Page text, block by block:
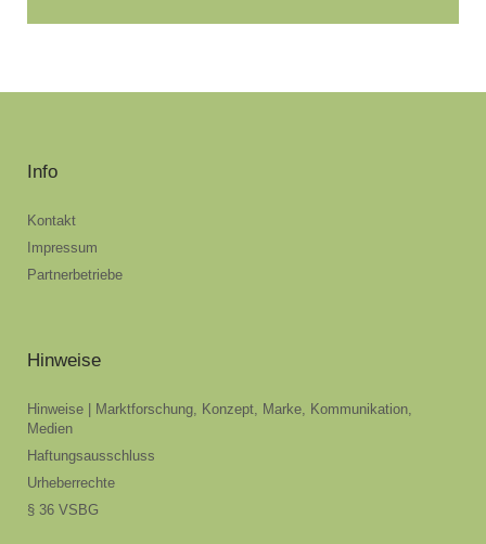
Info
Kontakt
Impressum
Partnerbetriebe
Hinweise
Hinweise | Marktforschung, Konzept, Marke, Kommunikation,
Medien
Haftungsausschluss
Urheberrechte
§ 36 VSBG